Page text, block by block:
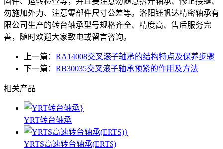
勿施加外力、注意零部件尺寸公差等。洛阳钰帆达精密轴承有
限公司生产的转台轴承型号规格齐全、精度高、售后服务完
善，随时欢迎大家致电或留言咨询。
上一篇： RA14008交叉滚子轴承的结构特点及保养步骤
下一篇： RB30035交叉滚子轴承预紧的作用及方法
相关产品
YRT转台轴承
YRTS高速转台轴承(ERTS)